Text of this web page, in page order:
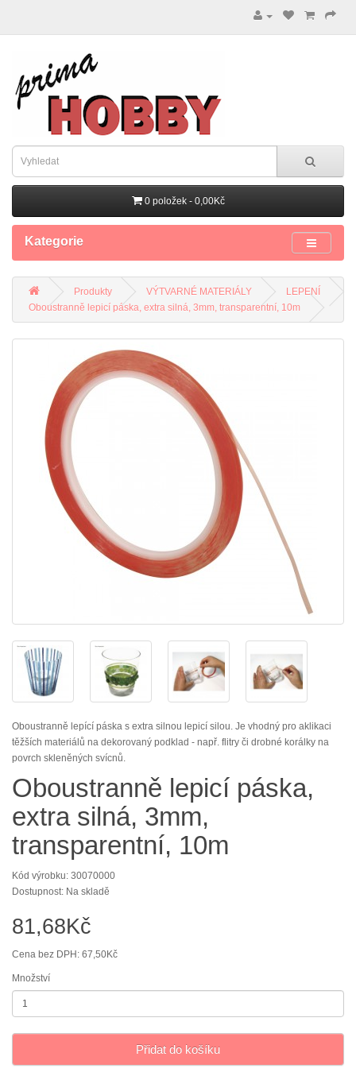
0 položek - 0,00Kč
Kategorie
Produkty VÝTVARNÉ MATERIÁLY
LEPENÍ
Oboustranně lepicí páska, extra silná, 3mm, transparentní, 10m
Oboustranně lepící páska s extra silnou lepicí silou. Je vhodný pro aklikaci
těžších materiálů na dekorovaný podklad - např. flitry či drobné korálky na
povrch skleněných svícnů.
Oboustranně lepicí páska,
extra silná, 3mm,
transparentní, 10m
Kód výrobku: 30070000
Dostupnost: Na skladě
81,68Kč
Cena bez DPH: 67,50Kč
Množství
Přidat do košíku